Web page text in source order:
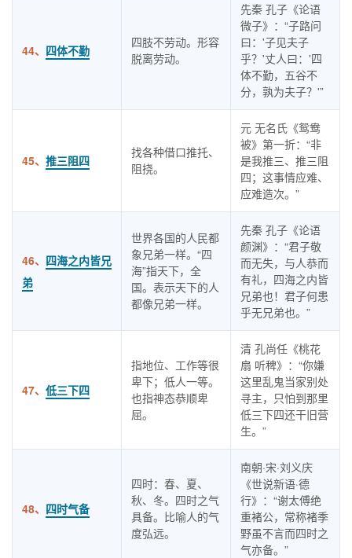
44、 四体不勤
四肢不劳动。形容
脱离劳动。
先秦 孔子《论语
微子》：“子路问
曰：'子见夫子
乎？'丈人曰：'四
体不勤，五谷不
分，孰为夫子？'”
45、 推三阻四
找各种借口推托、
阻挠。
元 无名氏《鸳鸯
被》第一折：“非
是我推三、推三阻
四；这事情应难、
应难造次。”
46、 四海之内皆兄
弟
世界各国的人民都
象兄弟一样。“四
海”指天下，全
国。表示天下的人
都像兄弟一样。
先秦 孔子《论语
颜渊》：“君子敬
而无失，与人恭而
有礼，四海之内皆
兄弟也！君子何患
乎无兄弟也。”
47、 低三下四
指地位、工作等很
卑下；低人一等。
也指神态恭顺卑
屈。
清 孔尚任《桃花
扇 听稗》：“你嫌
这里乱鬼当家别处
寻主，只怕到那里
低三下四还干旧营
生。”
48、 四时气备
四时：春、夏、
秋、冬。四时之气
具备。比喻人的气
度弘远。
南朝·宋·刘义庆
《世说新语·德
行》：“谢太傅绝
重褚公，常称褚季
野虽不言而四时之
气亦备。”